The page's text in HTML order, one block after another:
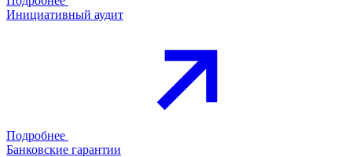
Инициативный аудит
Подробнее
Банковские гарантии